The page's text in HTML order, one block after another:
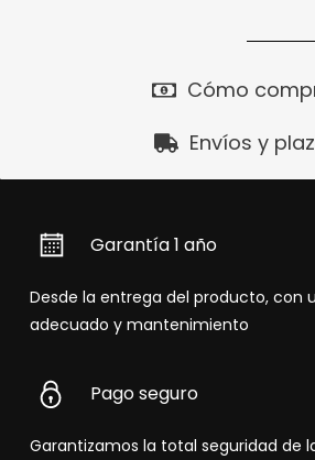
Cómo
Envíos y
Garantía 1 año
Desde la entrega del producto, con
adecuado y mantenimiento
Pago seguro
Garantizamos la total seguridad de